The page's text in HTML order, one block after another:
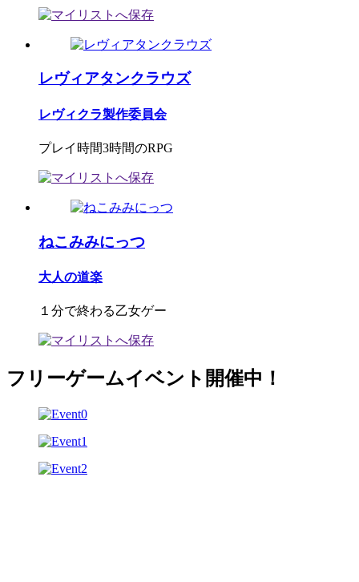
レヴィアタンクラウズ
レヴィクラ製作委員会
プレイ時間3時間のRPG
ねこみみにっつ
大人の道楽
１分で終わる乙女ゲー
フリーゲームイベント開催中！